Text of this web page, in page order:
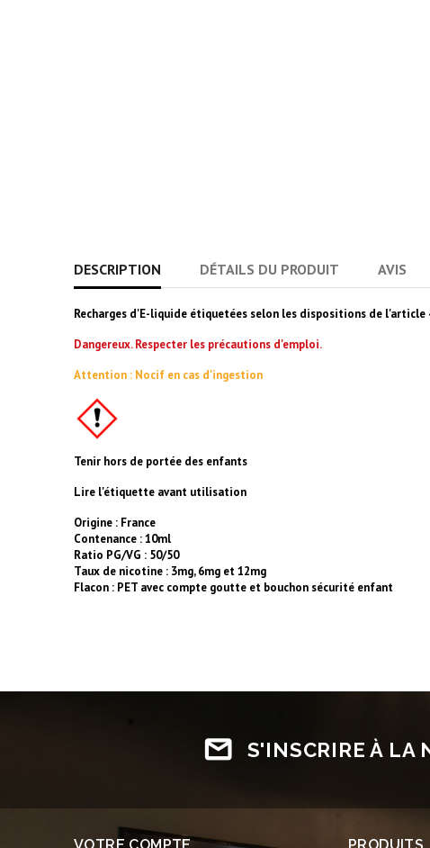
DESCRIPTION DÉTAILS DU PRODUIT AVIS
Recharges d'E-liquide étiquetées selon les dispositions de l'article
Dangereux. Respecter les précautions d'emploi.
Attention : Nocif en cas d'ingestion
Tenir hors de portée des enfants
Lire l'étiquette avant utilisation
Origine : France
Contenance : 10ml
Ratio PG/VG : 50/50
Taux de nicotine : 3mg, 6mg et 12mg
Flacon : PET avec compte goutte et bouchon sécurité enfant
S'INSCRIRE À LA